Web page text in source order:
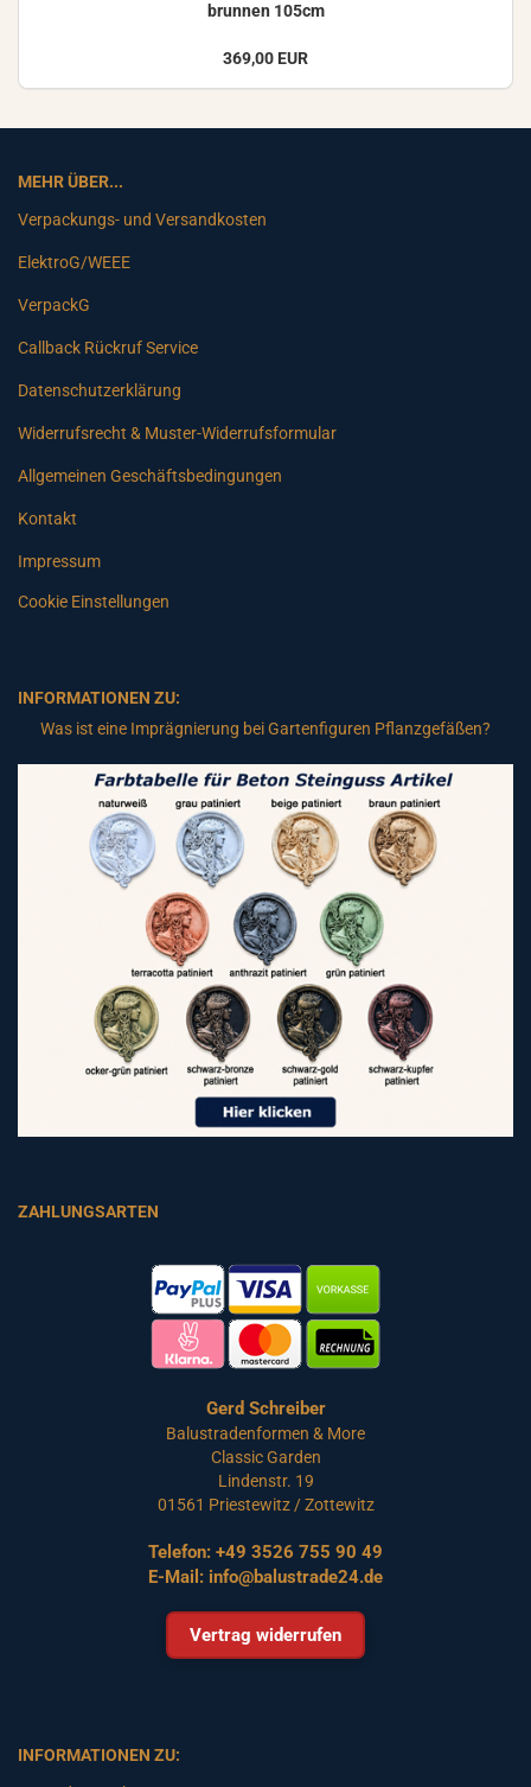
brun­nen 105cm
369,00 EUR
MEHR ÜBER...
Verpackungs- und Versandkosten
ElektroG/WEEE
VerpackG
Callback Rückruf Service
Datenschutzerklärung
Widerrufsrecht & Muster-Widerrufsformular
Allgemeinen Geschäftsbedingungen
Kontakt
Impressum
Cookie Einstellungen
INFORMATIONEN ZU:
Was ist eine Imprägnierung bei Gartenfiguren Pflanzgefäßen?
ZAHLUNGSARTEN
Gerd Schreiber
Balustradenformen & More
Classic Garden
Lindenstr. 19
01561 Priestewitz / Zottewitz
Telefon: +49 3526 755 90 49
E-Mail: info@balustrade24.de
Vertrag widerrufen
INFORMATIONEN ZU: